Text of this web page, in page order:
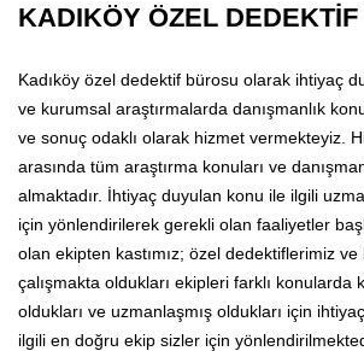
KADIKÖY ÖZEL
Kadıköy özel dedektif bürosu olarak ihtiyaç
ve kurumsal araştırmalarda danışmanlık
ve sonuç odaklı olarak hizmet vermekteyiz.
arasında tüm araştırma konuları ve
almaktadır. İhtiyaç duyulan konu ile ilgili
için yönlendirilerek gerekli olan faaliyetler
olan ekipten kastımız; özel dedektiflerimiz
çalışmakta oldukları ekipleri farklı konularda
oldukları ve uzmanlaşmış oldukları için
ilgili en doğru ekip sizler için